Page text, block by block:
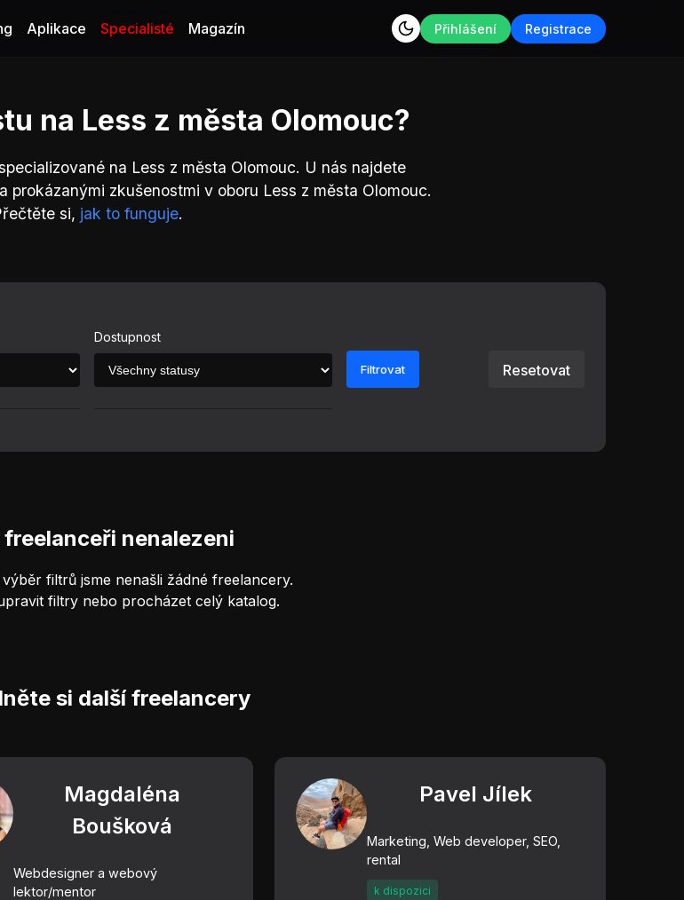
Aplikace Specialisté Magazín Přihlášení Registrace
na Less z města Olomouc?
na Less z města Olomouc. U nás najdete
prokázanými zkušenostmi v oboru Less z města Olomouc.
si, jak to funguje.
Dostupnost
Filtrovat Resetovat
freelanceři nenalezeni
filtrů jsme nenašli žádné freelancery.
filtry nebo procházet celý katalog.
si další freelancery
Magdaléna
Boušková
Webdesigner a webový
lektor/mentor
Pavel Jílek
Marketing, Web developer, SEO,
rental
k dispozici